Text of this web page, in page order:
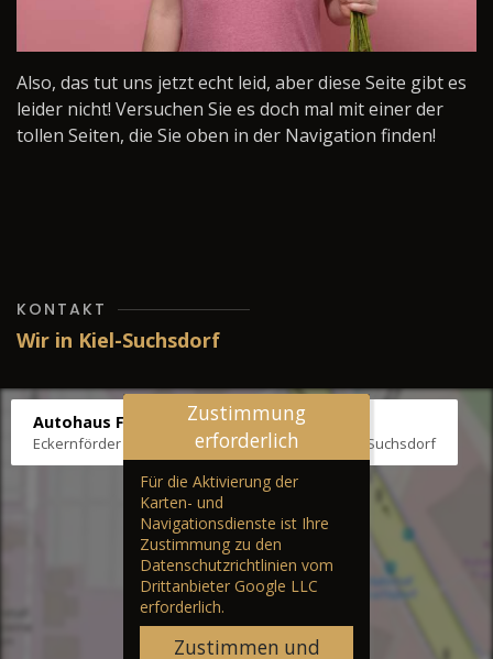
Also, das tut uns jetzt echt leid, aber diese Seite gibt es
leider nicht! Versuchen Sie es doch mal mit einer der
tollen Seiten, die Sie oben in der Navigation finden!
KONTAKT
Wir in Kiel-Suchsdorf
Autohaus Fräter
Eckernförder Str. /Klausbrooker Weg 1, 24107 Kiel-Suchsdorf
Zustimmung
erforderlich
Für die Aktivierung der
Karten- und
Navigationsdienste ist Ihre
Zustimmung zu den
Datenschutzrichtlinien vom
Drittanbieter Google LLC
erforderlich.
Zustimmen und